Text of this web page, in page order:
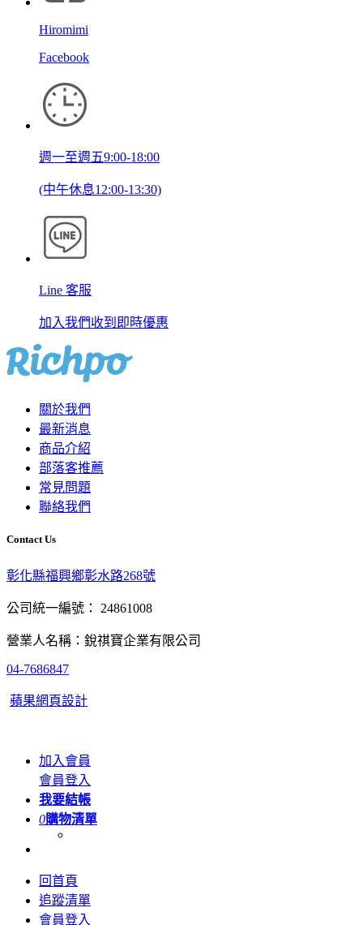
Hiromimi
Facebook
週一至週五9:00-18:00
(中午休息12:00-13:30)
Line 客服
加入我們收到即時優惠
關於我們
最新消息
商品介紹
部落客推薦
常見問題
聯絡我們
Contact Us
彰化縣福興鄉彰水路268號
公司統一編號： 24861008
營業人名稱：銳祺寶企業有限公司
04-7686847
蘋果網頁設計
加入會員
會員登入
我要結帳
0購物清單
回首頁
追蹤清單
會員登入